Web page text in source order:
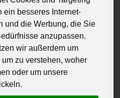
ein besseres Internet-
und die Werbung, die Sie
anzupassen.
wir außerdem um
zu verstehen, woher
oder um unsere